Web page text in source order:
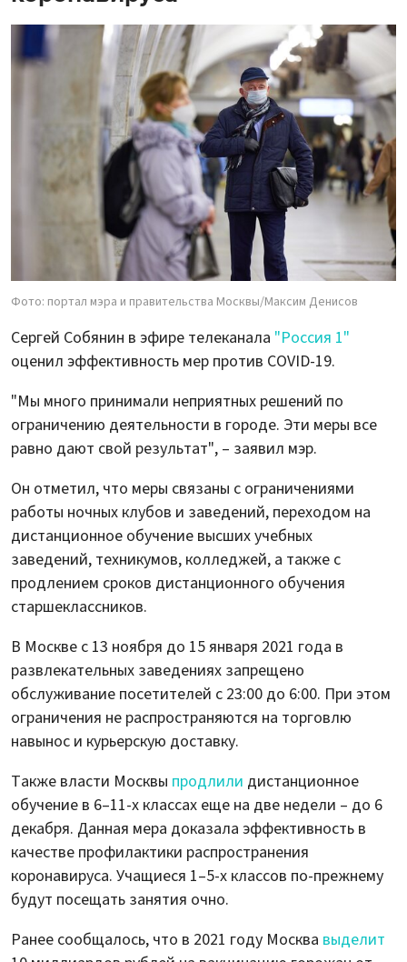
Фото: портал мэра и правительства Москвы/Максим Денисов
Сергей Собянин в эфире телеканала "Россия 1"
оценил эффективность мер против COVID-19.
"Мы много принимали неприятных решений по
ограничению деятельности в городе. Эти меры все
равно дают свой результат", – заявил мэр.
Он отметил, что меры связаны с ограничениями
работы ночных клубов и заведений, переходом на
дистанционное обучение высших учебных
заведений, техникумов, колледжей, а также с
продлением сроков дистанционного обучения
старшеклассников.
В Москве с 13 ноября до 15 января 2021 года в
развлекательных заведениях запрещено
обслуживание посетителей с 23:00 до 6:00. При этом
ограничения не распространяются на торговлю
навынос и курьерскую доставку.
Также власти Москвы продлили дистанционное
обучение в 6–11-х классах еще на две недели – до 6
декабря. Данная мера доказала эффективность в
качестве профилактики распространения
коронавируса. Учащиеся 1–5-х классов по-прежнему
будут посещать занятия очно.
Ранее сообщалось, что в 2021 году Москва выделит